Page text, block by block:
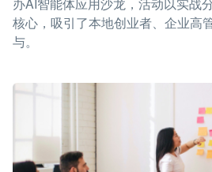
核心，吸引了本地创业者、企业高
与。